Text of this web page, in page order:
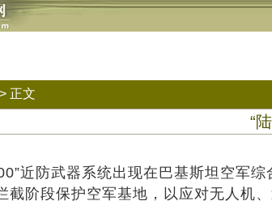
> 正文
“
近防武器系统出现在巴基斯坦空军
截阶段保护空军基地，以应对无人机